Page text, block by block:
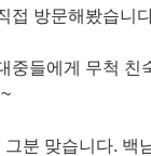
접 방문해봤습니
중들에게 무척 친
분 맞습니다. 백